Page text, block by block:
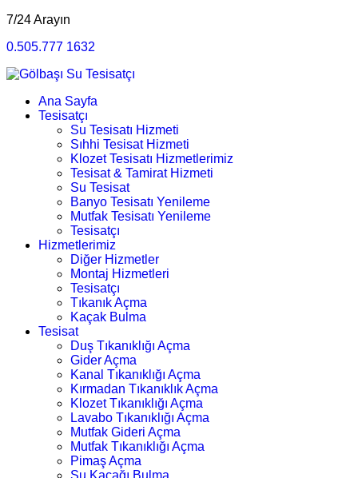
7/24 Arayın
0.505.777 1632
Ana Sayfa
Tesisatçı
Su Tesisatı Hizmeti
Sıhhi Tesisat Hizmeti
Klozet Tesisatı Hizmetlerimiz
Tesisat & Tamirat Hizmeti
Su Tesisat
Banyo Tesisatı Yenileme
Mutfak Tesisatı Yenileme
Tesisatçı
Hizmetlerimiz
Diğer Hizmetler
Montaj Hizmetleri
Tesisatçı
Tıkanık Açma
Kaçak Bulma
Tesisat
Duş Tıkanıklığı Açma
Gider Açma
Kanal Tıkanıklığı Açma
Kırmadan Tıkanıklık Açma
Klozet Tıkanıklığı Açma
Lavabo Tıkanıklığı Açma
Mutfak Gideri Açma
Mutfak Tıkanıklığı Açma
Pimaş Açma
Su Kaçağı Bulma